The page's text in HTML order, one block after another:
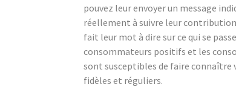
pouvez leur envoyer un message
réellement à suivre leur
fait leur mot à dire sur ce qui se
consommateurs positifs et les
sont susceptibles de faire connaître
fidèles et réguliers.